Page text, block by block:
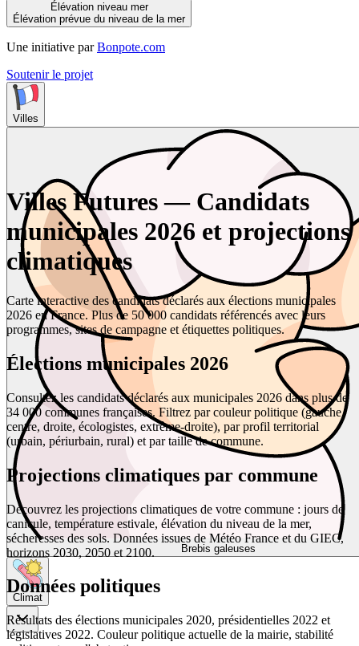
Élévation niveau mer
Élévation prévue du niveau de la mer
Une initiative par Bonpote.com
Soutenir le projet
Villes
Brebis galeuses
Climat
Villes Futures — Candidats
municipales 2026 et projections
climatiques
Carte interactive des candidats déclarés aux élections municipales
2026 en France. Plus de 50 000 candidats référencés avec leurs
programmes, sites de campagne et étiquettes politiques.
Élections municipales 2026
Consultez les candidats déclarés aux municipales 2026 dans plus de
34 000 communes françaises. Filtrez par couleur politique (gauche,
centre, droite, écologistes, extrême-droite), par profil territorial
(urbain, périurbain, rural) et par taille de commune.
Projections climatiques par commune
Découvrez les projections climatiques de votre commune : jours de
canicule, température estivale, élévation du niveau de la mer,
sécheresses des sols. Données issues de Météo France et du GIEC,
horizons 2030, 2050 et 2100.
Données politiques
Résultats des élections municipales 2020, présidentielles 2022 et
législatives 2022. Couleur politique actuelle de la mairie, stabilité